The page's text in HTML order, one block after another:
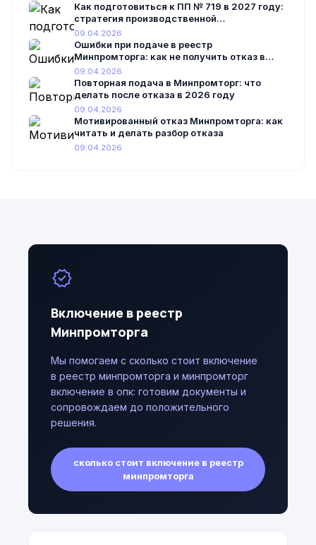
Как подготовиться к ПП № 719 в 2027 году:
стратегия производственной
модернизации
09.04.2026
Ошибки при подаче в реестр
Минпромторга: как не получить отказ в
2026 году
09.04.2026
Повторная подача в Минпромторг: что
делать после отказа в 2026 году
09.04.2026
Мотивированный отказ Минпромторга: как
читать и делать разбор отказа
09.04.2026
verified
Включение в реестр
Минпромторга
Мы помогаем с сколько стоит включение
в реестр минпромторга и минпромторг
включение в опк: готовим документы и
сопровождаем до положительного
решения.
сколько стоит включение в реестр
минпромторга